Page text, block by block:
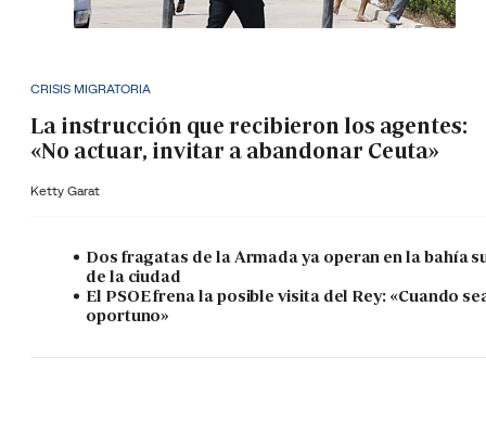
CRISIS MIGRATORIA
La instrucción que recibieron los agentes:
«No actuar, invitar a abandonar Ceuta»
Ketty Garat
Dos fragatas de la Armada ya operan en la bahía
de la ciudad
El PSOE frena la posible visita del Rey: «Cuando
oportuno»